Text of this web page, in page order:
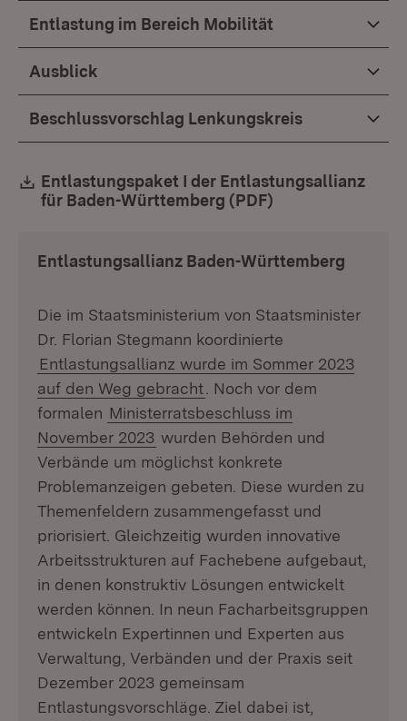
Entlastung im Bereich Mobilität
Ausblick
Beschlussvorschlag Lenkungskreis
Download:
Entlastungspaket I der Entlastungsallianz
für Baden-Württemberg (PDF)
Entlastungsallianz Baden-Württemberg
Die im Staatsministerium von Staatsminister
Dr. Florian Stegmann koordinierte
Entlastungsallianz wurde im Sommer 2023
auf den Weg gebracht . Noch vor dem
formalen Ministerratsbeschluss im
November 2023 wurden Behörden und
Verbände um möglichst konkrete
Problemanzeigen gebeten. Diese wurden zu
Themenfeldern zusammengefasst und
priorisiert. Gleichzeitig wurden innovative
Arbeitsstrukturen auf Fachebene aufgebaut,
in denen konstruktiv Lösungen entwickelt
werden können. In neun Facharbeitsgruppen
entwickeln Expertinnen und Experten aus
Verwaltung, Verbänden und der Praxis seit
Dezember 2023 gemeinsam
Entlastungsvorschläge. Ziel dabei ist,